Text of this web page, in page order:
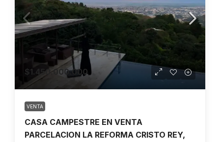
$1.450.000.000
VENTA
CASA CAMPESTRE EN VENTA
PARCELACION LA REFORMA CRISTO REY,